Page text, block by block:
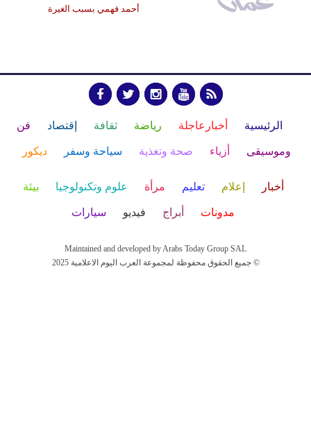
أحمد فهمي بسبب الغيرة
الرئيسية أخبارعاجلة رياضة ثقافة إقتصاد فن
وموسيقى أزياء صحة وتغذية سياحة وسفر ديكور
أخبار إعلام تعليم مرأة علوم وتكنولوجيا بيئة
مدونات أبراج فيديو سيارات
Maintained and developed by Arabs Today Group SAL
جميع الحقوق محفوظة لمجموعة العرب اليوم الاعلامية 2025 ©